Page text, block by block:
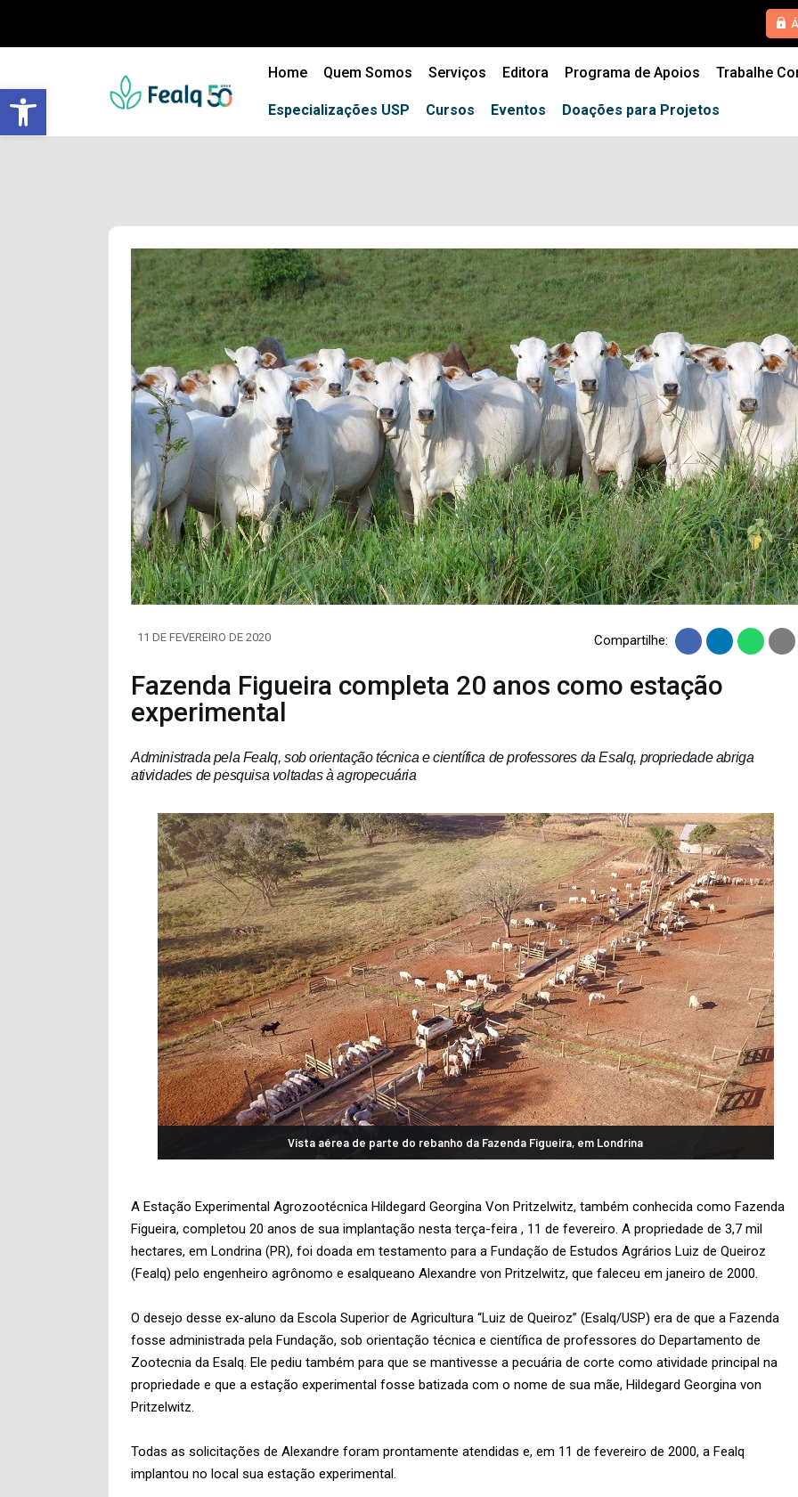
Barra de Ferramentas Aberta
Home Quem Somos Serviços Editora Programa de Apoios Trabalhe
Especializações USP Cursos Eventos Doações para Projetos
QUEM SOMOS
SERVIÇOS
TRABALHE CONOSCO
NOTÍCIAS
CONTATO
ESPECIALIZAÇÕES USP
CURSOS
EVENTOS
DOAÇÕES PARA
PROJETOS
11 DE FEVEREIRO DE 2020 Compartilhe:
Fazenda Figueira completa 20 anos como estação
experimental
Administrada pela Fealq, sob orientação técnica e científica de professores da Esalq, propriedade abriga
atividades de pesquisa voltadas à agropecuária
Vista aérea de parte do rebanho da Fazenda Figueira, em Londrina
A Estação Experimental Agrozootécnica Hildegard Georgina Von Pritzelwitz, também conhecida como Fazenda
Figueira, completou 20 anos de sua implantação nesta terça-feira , 11 de fevereiro. A propriedade de 3,7 mil
hectares, em Londrina (PR), foi doada em testamento para a Fundação de Estudos Agrários Luiz de Queiroz
(Fealq) pelo engenheiro agrônomo e esalqueano Alexandre von Pritzelwitz, que faleceu em janeiro de 2000.
O desejo desse ex-aluno da Escola Superior de Agricultura “Luiz de Queiroz” (Esalq/USP) era de que a Fazenda
fosse administrada pela Fundação, sob orientação técnica e científica de professores do Departamento de
Zootecnia da Esalq. Ele pediu também para que se mantivesse a pecuária de corte como atividade principal na
propriedade e que a estação experimental fosse batizada com o nome de sua mãe, Hildegard Georgina von
Pritzelwitz.
Todas as solicitações de Alexandre foram prontamente atendidas e, em 11 de fevereiro de 2000, a Fealq
implantou no local sua estação experimental.